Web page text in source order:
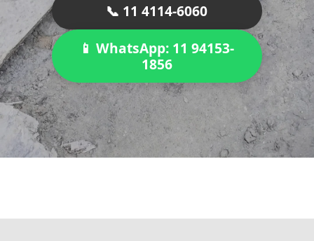
📞 11 4114-6060
📱 WhatsApp: 11 94153-
1856